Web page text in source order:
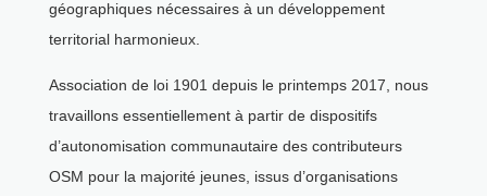
géographiques nécessaires à un développement
territorial harmonieux.
Association de loi 1901 depuis le printemps 2017, nous
travaillons essentiellement à partir de dispositifs
d’autonomisation communautaire des contributeurs
OSM pour la majorité jeunes, issus d’organisations